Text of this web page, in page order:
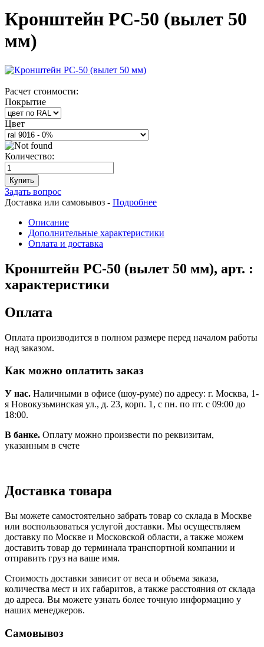
Кронштейн РС-50 (вылет 50
мм)
Расчет стоимости:
Покрытие
Цвет
Количество:
Купить
Задать вопрос
Доставка или самовывоз - Подробнее
Описание
Дополнительные характеристики
Оплата и доставка
Кронштейн РС-50 (вылет 50 мм), арт. :
характеристики
Оплата
Оплата производится в полном размере перед началом работы
над заказом.
Как можно оплатить заказ
У нас. Наличными в офисе (шоу-руме) по адресу: г. Москва, 1-
я Новокузьминская ул., д. 23, корп. 1, с пн. по пт. с 09:00 до
18:00.
В банке. Оплату можно произвести по реквизитам,
указанным в счете
Доставка товара
Вы можете самостоятельно забрать товар со склада в Москве
или воспользоваться услугой доставки. Мы осуществляем
доставку по Москве и Московской области, а также можем
доставить товар до терминала транспортной компании и
отправить груз на ваше имя.
Стоимость доставки зависит от веса и объема заказа,
количества мест и их габаритов, а также расстояния от склада
до адреса. Вы можете узнать более точную информацию у
наших менеджеров.
Самовывоз